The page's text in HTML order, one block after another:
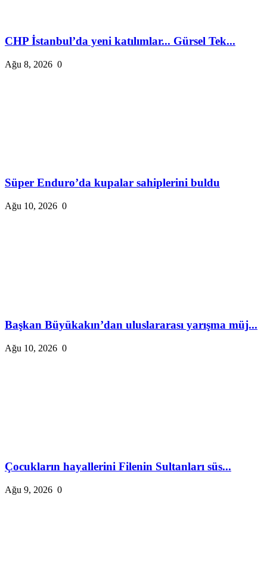
CHP İstanbul’da yeni katılımlar... Gürsel Tek...
Ağu 8, 2026 0
Süper Enduro’da kupalar sahiplerini buldu
Ağu 10, 2026 0
Başkan Büyükakın’dan uluslararası yarışma müj...
Ağu 10, 2026 0
Çocukların hayallerini Filenin Sultanları süs...
Ağu 9, 2026 0